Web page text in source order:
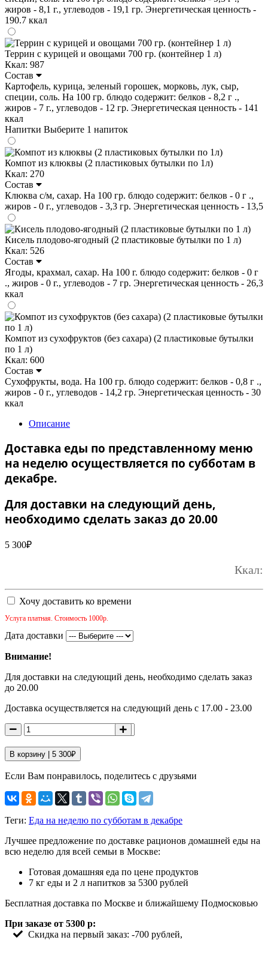
жиров - 8,1 г., углеводов - 19,1 гр. Энергетическая ценность -
190.7 ккал
Террин с курицей и овощами 700 гр. (контейнер 1 л)
Ккал: 987
Состав
Картофель, курица, зеленый горошек, морковь, лук, сыр,
специи, соль. На 100 гр. блюдо содержит: белков - 8,2 г .,
жиров - 7 г., углеводов - 12 гр. Энергетическая ценность - 141
ккал
Напитки Выберите 1 напиток
Компот из клюквы (2 пластиковых бутылки по 1л)
Ккал: 270
Состав
Клюква с/м, сахар. На 100 гр. блюдо содержит: белков - 0 г .,
жиров - 0 г., углеводов - 3,3 гр. Энергетическая ценность - 13,5
Кисель плодово-ягодный (2 пластиковые бутылки по 1 л)
Ккал: 526
Состав
Ягоды, крахмал, сахар. На 100 г. блюдо содержит: белков - 0 г
., жиров - 0 г., углеводов - 7 гр. Энергетическая ценность - 26,3
ккал
Компот из сухофруктов (без сахара) (2 пластиковые бутылки
по 1 л)
Ккал: 600
Состав
Сухофрукты, вода. На 100 гр. блюдо содержит: белков - 0,8 г .,
жиров - 0 г., углеводов - 14,2 гр. Энергетическая ценность - 30
ккал
Описание
Доставка еды по представленному меню
на неделю осуществляется по субботам в
декабре.
Для доставки на следующий день,
необходимо сделать заказ до 20.00
5 300₽
Ккал:
Хочу доставить ко времени
Услуга платная. Стоимость 1000р.
Дата доставки
Внимание!
Для доставки на следующий день, необходимо сделать заказ
до 20.00
Доставка осуществляется на следующий день с 17.00 - 23.00
В корзину | 5 300₽
Если Вам понравилось, поделитесь с друзьями
Теги: Еда на неделю по субботам в декабре
Лучшее предложение по доставке рационов домашней еды на
всю неделю для всей семьи в Москве:
Готовая домашняя еда по цене продуктов
7 кг еды и 2 л напитков за 5300 рублей
Бесплатная доставка по Москве и ближайшему Подмосковью
При заказе от 5300 р:
Скидка на первый заказ: -700 рублей,